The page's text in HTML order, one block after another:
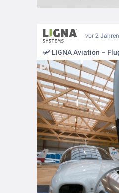
vor 2 Jahren